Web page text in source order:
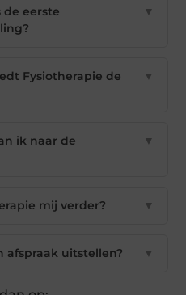
eerste
▼
Fysiotherapie de
▼
ik naar de
▼
mij verder? ▼
afspraak uitstellen? ▼